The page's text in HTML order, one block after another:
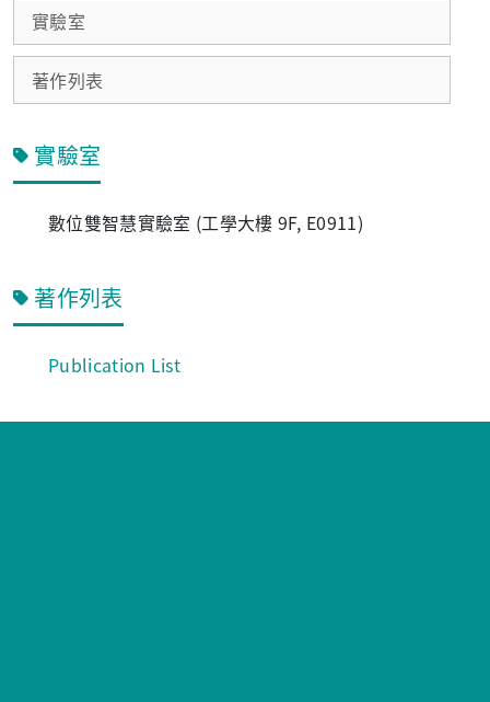
實驗室
著作列表
實驗室
數位雙智慧實驗室 (工學大樓 9F, E0911)
著作列表
Publication List